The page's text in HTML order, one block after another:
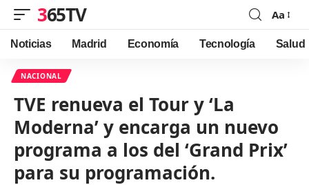
365TV
Font
Resizer
Aa
Noticias Madrid Economía Tecnología Salud
NACIONAL
TVE renueva el Tour y ‘La
Moderna’ y encarga un nuevo
programa a los del ‘Grand Prix’
para su programación.